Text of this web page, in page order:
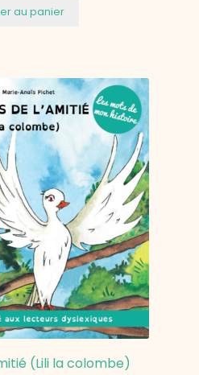
au panier
(Lili la colombe)